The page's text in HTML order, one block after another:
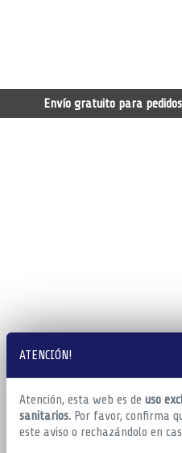
ATENCIÓN!
Atención, esta web es de uso
sanitarios. Por favor, confirma
este aviso o rechazándolo en
Envío gratuito para